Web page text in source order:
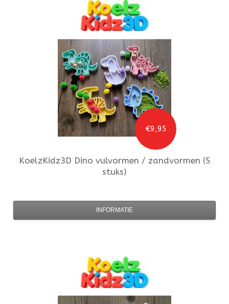
€9,95
KoelzKidz3D Dino vulvormen / zandvormen (5
stuks)
INFORMATIE